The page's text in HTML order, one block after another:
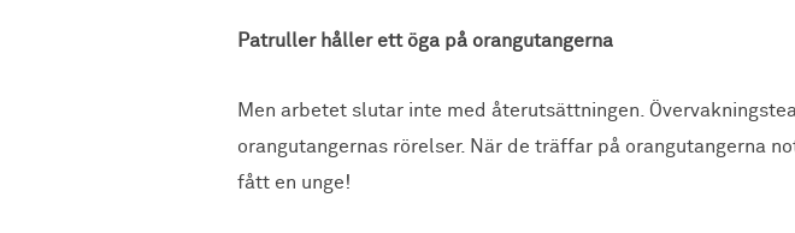
Patruller håller ett öga på orangutangerna
Men arbetet slutar inte med återutsättningen.
orangutangernas rörelser. När de träffar på orangutangerna
fått en unge!